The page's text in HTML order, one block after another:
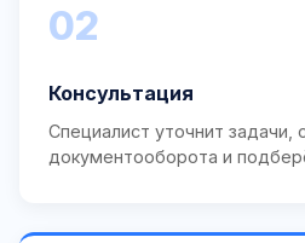
02
Консультация
Специалист уточнит задачи,
документооборота и